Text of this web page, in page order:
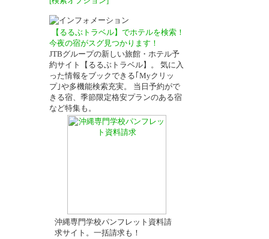
【るるぶトラベル】でホテルを検索！
今夜の宿がスグ見つかります！
JTBグループの新しい旅館・ホテル予
約サイト【るるぶトラベル】。 気に入
った情報をブックできる｢Myクリッ
プ｣や多機能検索充実。 当日予約がで
きる宿、季節限定格安プランのある宿
など特集も。
沖縄専門学校パンフレット資料請
求サイト。一括請求も！